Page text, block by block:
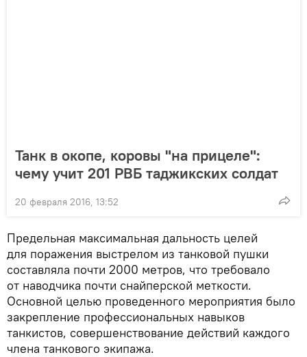
Танк в окопе, коровы "на прицеле":
чему учит 201 РВБ таджикских солдат
20 февраля 2016, 13:52
Предельная максимальная дальность целей
для поражения выстрелом из танковой пушки
составляла почти 2000 метров, что требовало
от наводчика почти снайперской меткости.
Основной целью проведенного мероприятия было
закрепление профессиональных навыков
танкистов, совершенствование действий каждого
члена танкового экипажа.